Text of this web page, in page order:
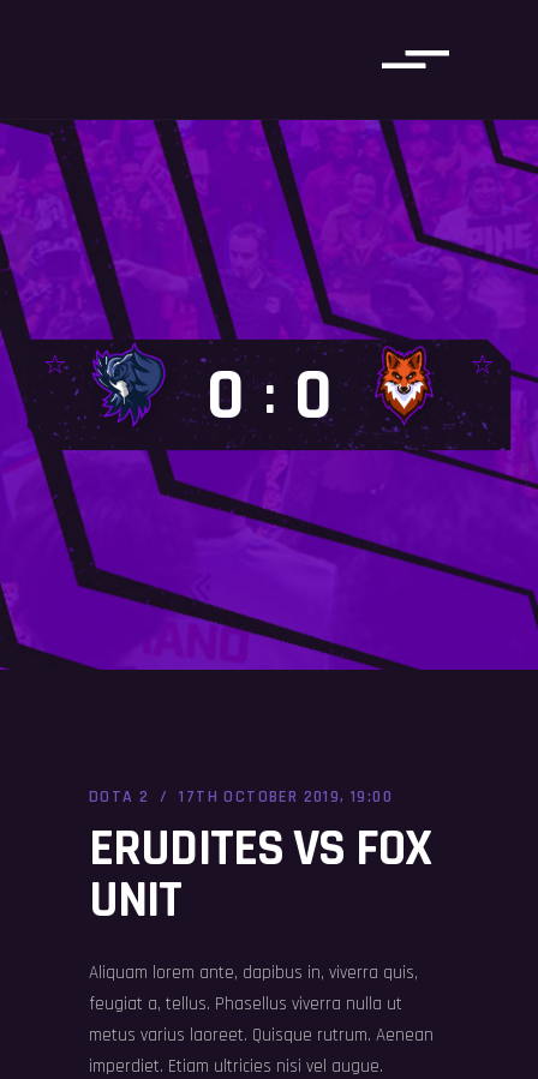
0 : 0
DOTA 2 17TH OCTOBER 2019, 19:00
ERUDITES VS FOX
UNIT
Aliquam lorem ante, dapibus in, viverra quis,
feugiat a, tellus. Phasellus viverra nulla ut
metus varius laoreet. Quisque rutrum. Aenean
imperdiet. Etiam ultricies nisi vel augue.